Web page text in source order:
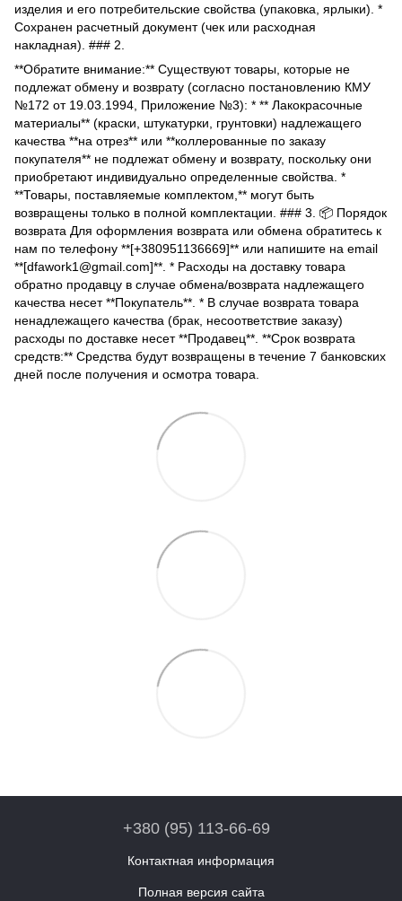
изделия и его потребительские свойства (упаковка, ярлыки). *
Сохранен расчетный документ (чек или расходная
накладная). ### 2.
**Обратите внимание:** Существуют товары, которые не
подлежат обмену и возврату (согласно постановлению КМУ
№172 от 19.03.1994, Приложение №3): * ** Лакокрасочные
материалы** (краски, штукатурки, грунтовки) надлежащего
качества **на отрез** или **коллерованные по заказу
покупателя** не подлежат обмену и возврату, поскольку они
приобретают индивидуально определенные свойства. *
**Товары, поставляемые комплектом,** могут быть
возвращены только в полной комплектации. ### 3. 📦 Порядок
возврата Для оформления возврата или обмена обратитесь к
нам по телефону **[+380951136669]** или напишите на email
**[dfawork1@gmail.com]**. * Расходы на доставку товара
обратно продавцу в случае обмена/возврата надлежащего
качества несет **Покупатель**. * В случае возврата товара
ненадлежащего качества (брак, несоответствие заказу)
расходы по доставке несет **Продавец**. **Срок возврата
средств:** Средства будут возвращены в течение 7 банковских
дней после получения и осмотра товара.
+380 (95) 113-66-69
Контактная информация
Полная версия сайта